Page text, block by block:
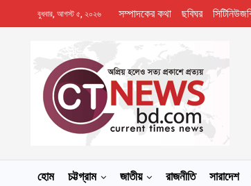
বুধবার, আগস্ট ৫, ২০২৬ সম্পাদকের কথা ছবিঘর
হোম চট্টগ্রাম জাতীয় রাজনীতি সারাদেশ